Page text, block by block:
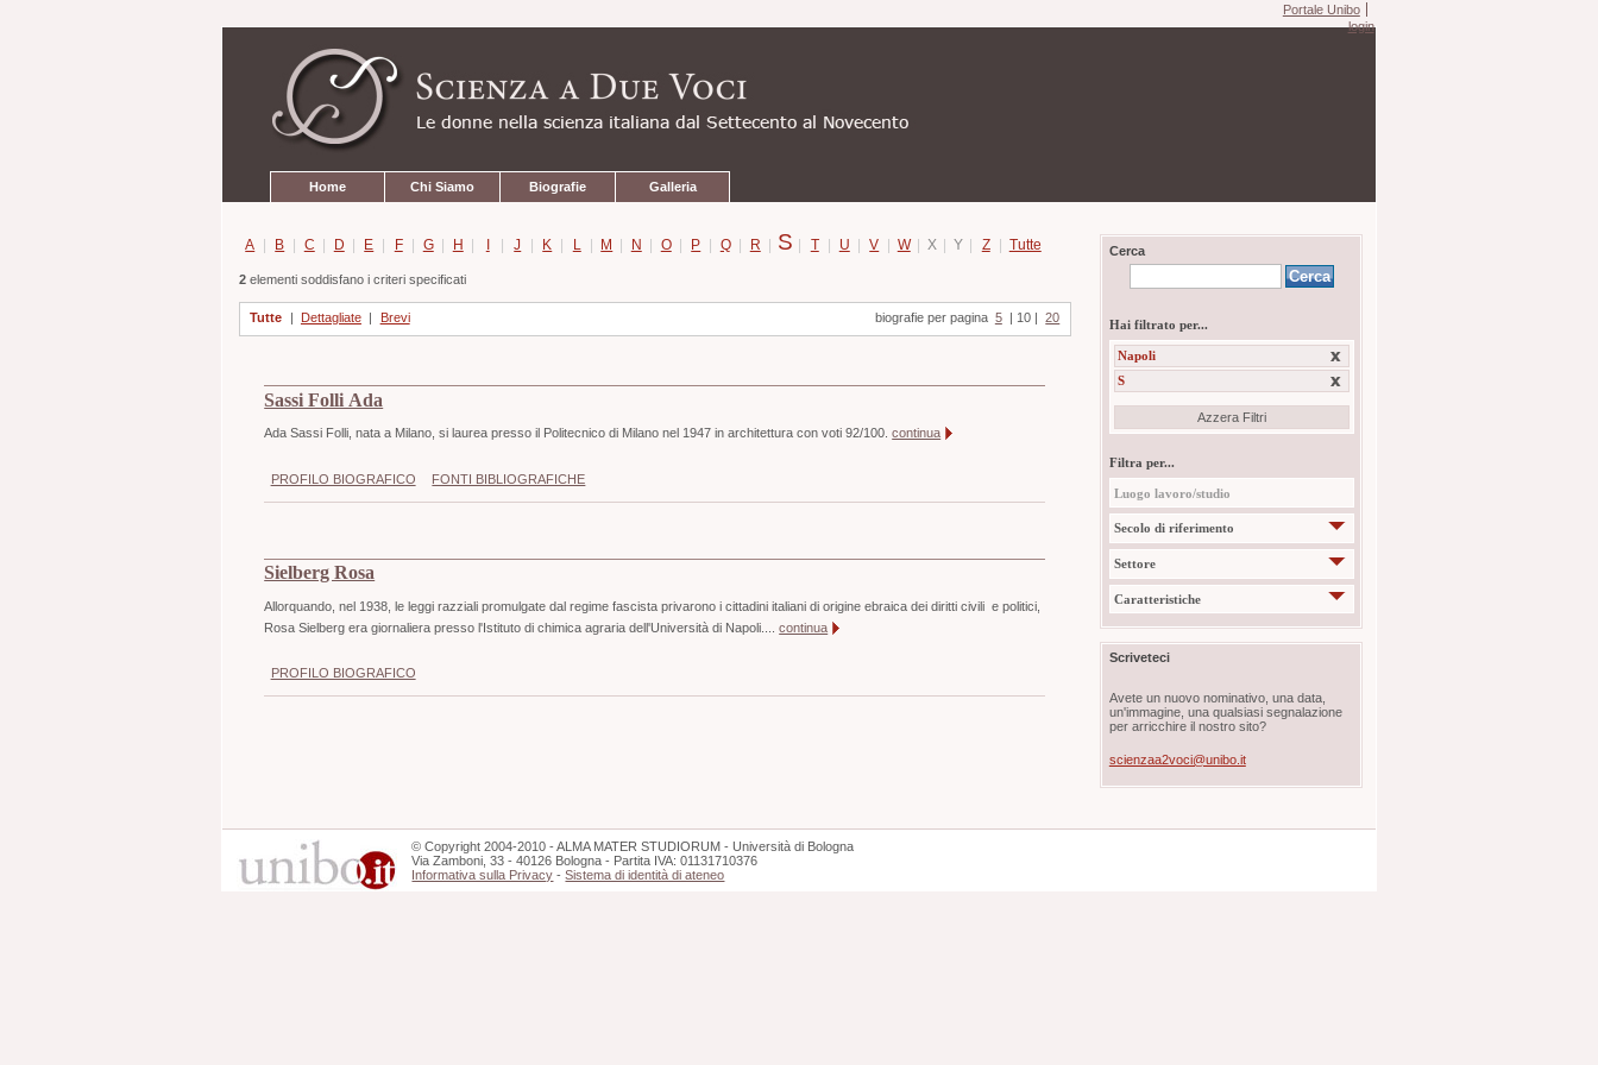
contenuti.
navigazione
Portale Unibo
login
Home Chi Siamo Biografie Galleria
A | B | C | D | E | F | G | H | I | J | K | L | M | N | O | P | Q | R | S | T | U | V | W | X | Y | Z | Tutte
2elementi soddisfano i criteri specificati
Tutte Dettagliate Brevi biografie per pagina 5 10 20
Sassi Folli Ada
Ada Sassi Folli, nata a Milano, si laurea presso il Politecnico di Milano nel 1947 in architettura con voti 92/100.continua
PROFILO BIOGRAFICO FONTI BIBLIOGRAFICHE
Sielberg Rosa
Allorquando, nel 1938, le leggi razziali promulgate dal regime fascista privarono i cittadini italiani di origine ebraica dei diritti civili e politici,
Rosa Sielberg era giornaliera presso l'Istituto di chimica agraria dell'Università di Napoli....continua
PROFILO BIOGRAFICO
Cerca
Hai filtrato per...
Napoli
S
Azzera Filtri
Filtra per...
Luogo lavoro/studio
Secolo di riferimento
Settore
Caratteristiche
Scriveteci
Avete un nuovo nominativo, una data,
un'immagine, una qualsiasi segnalazione
per arricchire il nostro sito?
scienzaa2voci@unibo.it
©Copyright 2004-2010 - ALMA MATER STUDIORUM - Università di Bologna
Via Zamboni, 33 - 40126 Bologna - Partita IVA: 01131710376
Informativa sulla Privacy -Sistema di identità di ateneo